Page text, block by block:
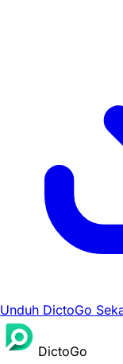
Unduh DictoGo
DictoGo